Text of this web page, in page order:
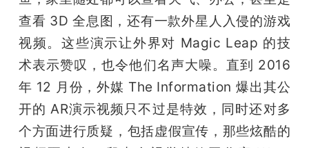
查看 3D 全息图，还有一款外星人入侵的游戏
视频。这些演示让外界对 Magic Leap 的技
术表示赞叹，也令他们名声大噪。直到 2016
年 12 月份，外媒 The Information 爆出其公
开的 AR演示视频只不过是特效，同时还对多
个方面进行质疑，包括虚假宣传，那些炫酷的